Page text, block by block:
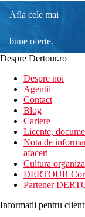
Afla cele mai
bune oferte.
newsletter!
Despre Dertour.ro
Despre noi
Agentii
Contact
Blog
Cariere
Licente,
Nota de
afaceri
Cultura
DERTOUR
Partener
Informatii pentru